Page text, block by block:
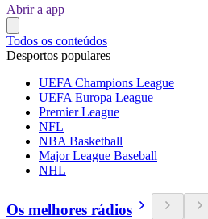
Abrir a app
Todos os conteúdos
Desportos populares
UEFA Champions League
UEFA Europa League
Premier League
NFL
NBA Basketball
Major League Baseball
NHL
Os melhores rádios